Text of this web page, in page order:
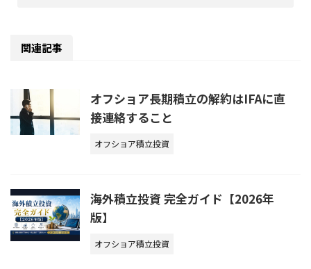
関連記事
オフショア長期積立の解約はIFAに直
接連絡すること
オフショア積立投資
海外積立投資 完全ガイド【2026年
版】
オフショア積立投資